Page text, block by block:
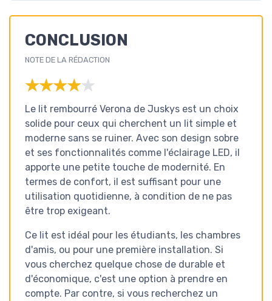
CONCLUSION
NOTE DE LA RÉDACTION
★★★★★
★★★★★
Le lit rembourré Verona de Juskys est un choix
solide pour ceux qui cherchent un lit simple et
moderne sans se ruiner. Avec son design sobre
et ses fonctionnalités comme l'éclairage LED, il
apporte une petite touche de modernité. En
termes de confort, il est suffisant pour une
utilisation quotidienne, à condition de ne pas
être trop exigeant.
Ce lit est idéal pour les étudiants, les chambres
d'amis, ou pour une première installation. Si
vous cherchez quelque chose de durable et
d'économique, c'est une option à prendre en
compte. Par contre, si vous recherchez un